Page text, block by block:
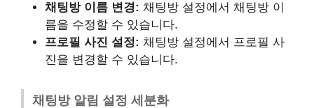
채팅방 이름 변경: 채팅방 설정에서 채팅방 이
름을 수정할 수 있습니다.
프로필 사진 설정: 채팅방 설정에서 프로필 사
진을 변경할 수 있습니다.
채팅방 알림 설정 세분화